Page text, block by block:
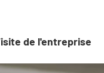
de l'entreprise